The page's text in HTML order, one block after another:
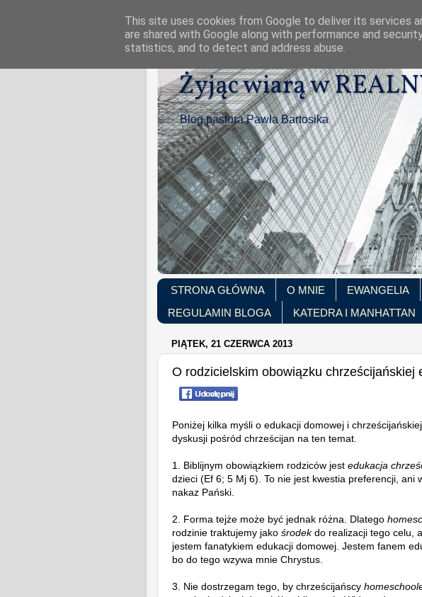
Żyjąc wiarą w
Blog pastora Pawła Bartosika
STRONA GŁÓWNA O MNIE EWANGELIA
REGULAMIN BLOGA
KATEDRA I MANHATTAN
PIĄTEK, 21 CZERWCA 2013
O rodzicielskim obowiązku chrześcijańskiej
Poniżej kilka myśli o edukacji domowej i
dyskusji pośród chrześcijan na ten temat.
1. Biblijnym obowiązkiem rodziców jest edukacja
dzieci (Ef 6; 5 Mj 6). To nie jest kwestia preferencji, ani
nakaz Pański.
2. Forma tejże może być jednak różna. Dlatego
rodzinie traktujemy jako środekdo realizacji tego celu,
jestem fanatykiem edukacji domowej. Jestem fanem
bo do tego wzywa mnie Chrystus.
3. Nie dostrzegam tego, by chrześcijańscy
This site uses cookies from Google to deliver its services
are shared with Google along with performance and
statistics, and to detect and address abuse.